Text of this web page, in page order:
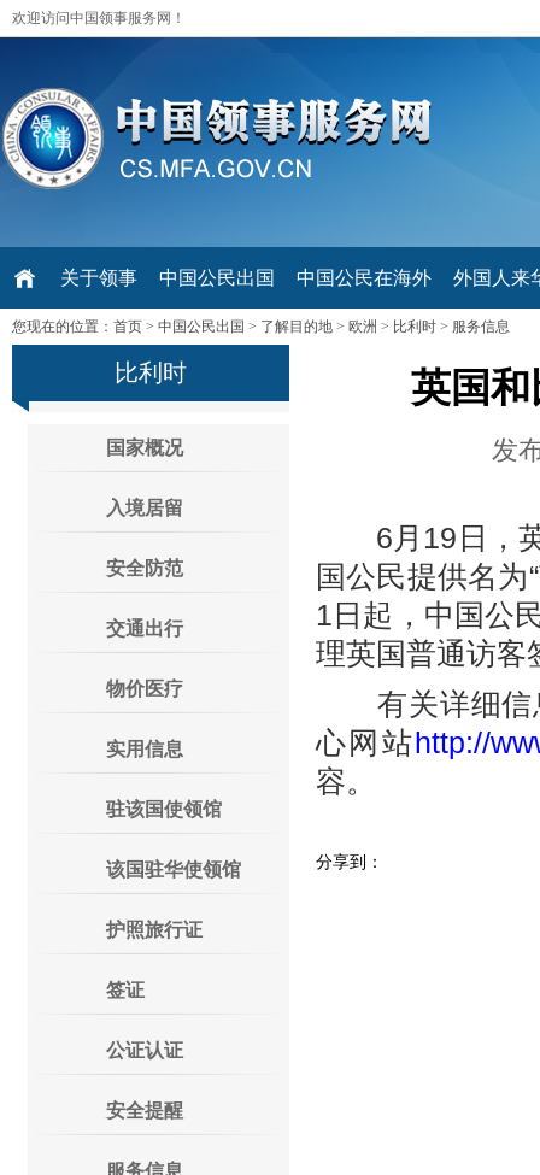
欢迎访问中国领事服务网！
关于领事 中国公民出国 中国公民在海外 外国人来
您现在的位置： 首页 > 中国公民出国 > 了解目的地 > 欧洲 > 比利时 > 服务信息
比利时
国家概况
入境居留
安全防范
交通出行
物价医疗
实用信息
驻该国使领馆
该国驻华使领馆
护照旅行证
签证
公证认证
安全提醒
服务信息
英国
发
6月19日，英
国公民提供名为
1日起，中国公
理英国普通访客
有关详细信息
心网站http://
容。
分享到：